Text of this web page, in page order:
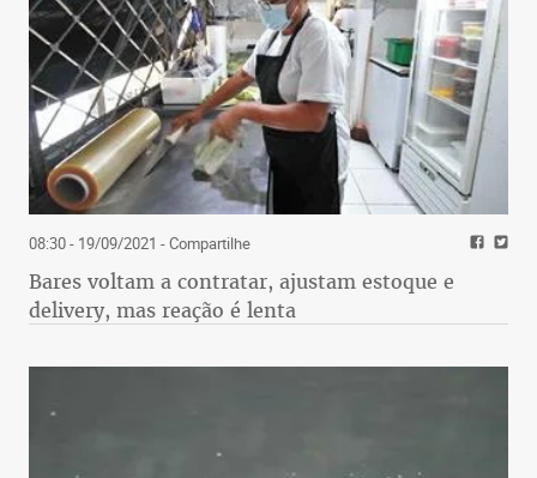
08:30 - 19/09/2021 - Compartilhe
Bares voltam a contratar, ajustam estoque e
delivery, mas reação é lenta